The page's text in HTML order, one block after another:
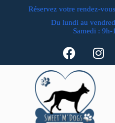
Réservez votre rendez-
Du lundi au
Samedi : 9h-